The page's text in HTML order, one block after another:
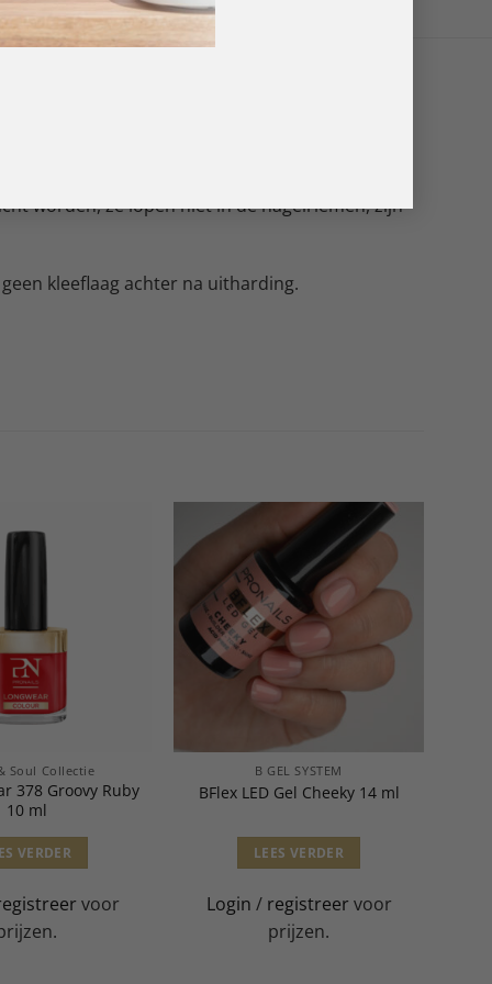
worden, ze lopen niet in de nagelriemen, zijn
kleeflaag achter na uitharding.
Soul Collectie
378 Groovy Ruby
10 ml
VERDER
voor
B GEL SYSTEM
BFlex LED Gel Cheeky 14 ml
LEES VERDER
Login / registreer voor
prijzen.